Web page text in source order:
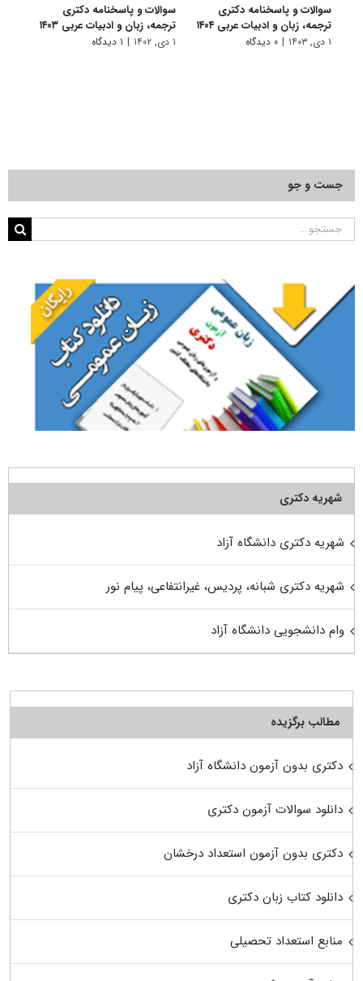
سوالات و پاسخنامه دکتری
ترجمه، زبان و ادبیات عربی ۱۴۰۴
۱ دی, ۱۴۰۳ | ۰ دیدگاه
سوالات و پاسخنامه دکتری
ترجمه، زبان و ادبیات عربی ۱۴۰۳
۱ دی, ۱۴۰۲ | ۱ دیدگاه
جست و جو
جستجو
شهریه دکتری
شهریه دکتری دانشگاه آزاد
شهریه دکتری شبانه، پردیس، غیرانتفاعی، پیام نور
وام دانشجویی دانشگاه آزاد
مطالب برگزیده
دکتری بدون آزمون دانشگاه آزاد
دانلود سوالات آزمون دکتری
دکتری بدون آزمون استعداد درخشان
دانلود کتاب زبان دکتری
منابع استعداد تحصیلی